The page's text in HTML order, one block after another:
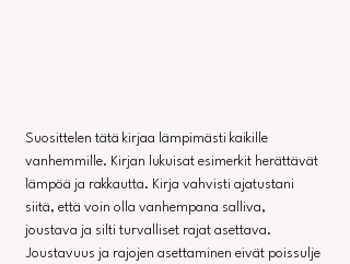
Suosittelen tätä kirjaa lämpimästi kaikille
vanhemmille. Kirjan lukuisat esimerkit herättävät
lämpöä ja rakkautta. Kirja vahvisti ajatustani
siitä, että voin olla vanhempana salliva,
joustava ja silti turvalliset rajat asettava.
Joustavuus ja rajojen asettaminen eivät poissulje